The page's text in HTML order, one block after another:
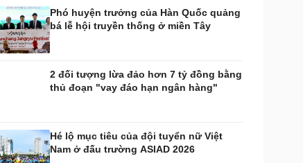
Phó huyện trưởng của Hàn Quốc quảng
bá lễ hội truyền thống ở miền Tây
2 đối tượng lừa đảo hơn 7 tỷ đồng bằng
thủ đoạn "vay đáo hạn ngân hàng"
Hé lộ mục tiêu của đội tuyển nữ Việt
Nam ở đấu trường ASIAD 2026